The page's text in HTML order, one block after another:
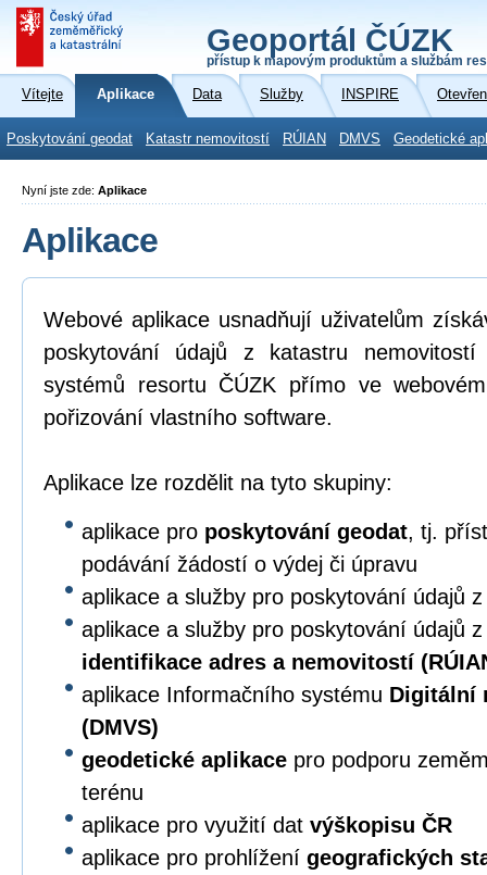
Geoportál ČÚZK
přístup k mapovým produktům a službám
Vítejte Aplikace Data Služby INSPIRE
Poskytování geodat Katastr nemovitostí RÚIAN DMVS Geodetické
Nyní jste zde: Aplikace
Aplikace
Webové aplikace usnadňují uživatelům
poskytování údajů z katastru
systémů resortu ČÚZK přímo ve
pořizování vlastního software.
Aplikace lze rozdělit na tyto skupiny:
aplikace pro poskytování geodat, tj.
podávání žádostí o výdej či úpravu
aplikace a služby pro poskytování údajů
aplikace a služby pro poskytování údajů
identifikace adres a nemovitostí
aplikace Informačního systému Digitální
(DMVS)
geodetické aplikace pro podporu
terénu
aplikace pro využití dat výškopisu ČR
aplikace pro prohlížení geografických